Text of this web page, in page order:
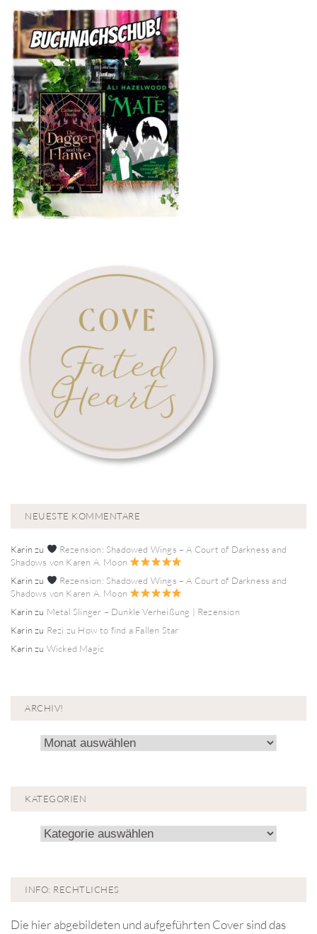
NEUESTE KOMMENTARE
Karinzu
Rezension: Shadowed Wings – A Court of Darkness and
Shadows von Karen A. Moon
Karinzu
Rezension: Shadowed Wings – A Court of Darkness and
Shadows von Karen A. Moon
Karinzu Metal Slinger – Dunkle Verheißung | Rezension
Karinzu Rezi zu How to find a Fallen Star
Karinzu Wicked Magic
ARCHIV!
Archiv!
KATEGORIEN
Kategorien
INFO: RECHTLICHES
Die hier abgebildeten und aufgeführten Cover sind das